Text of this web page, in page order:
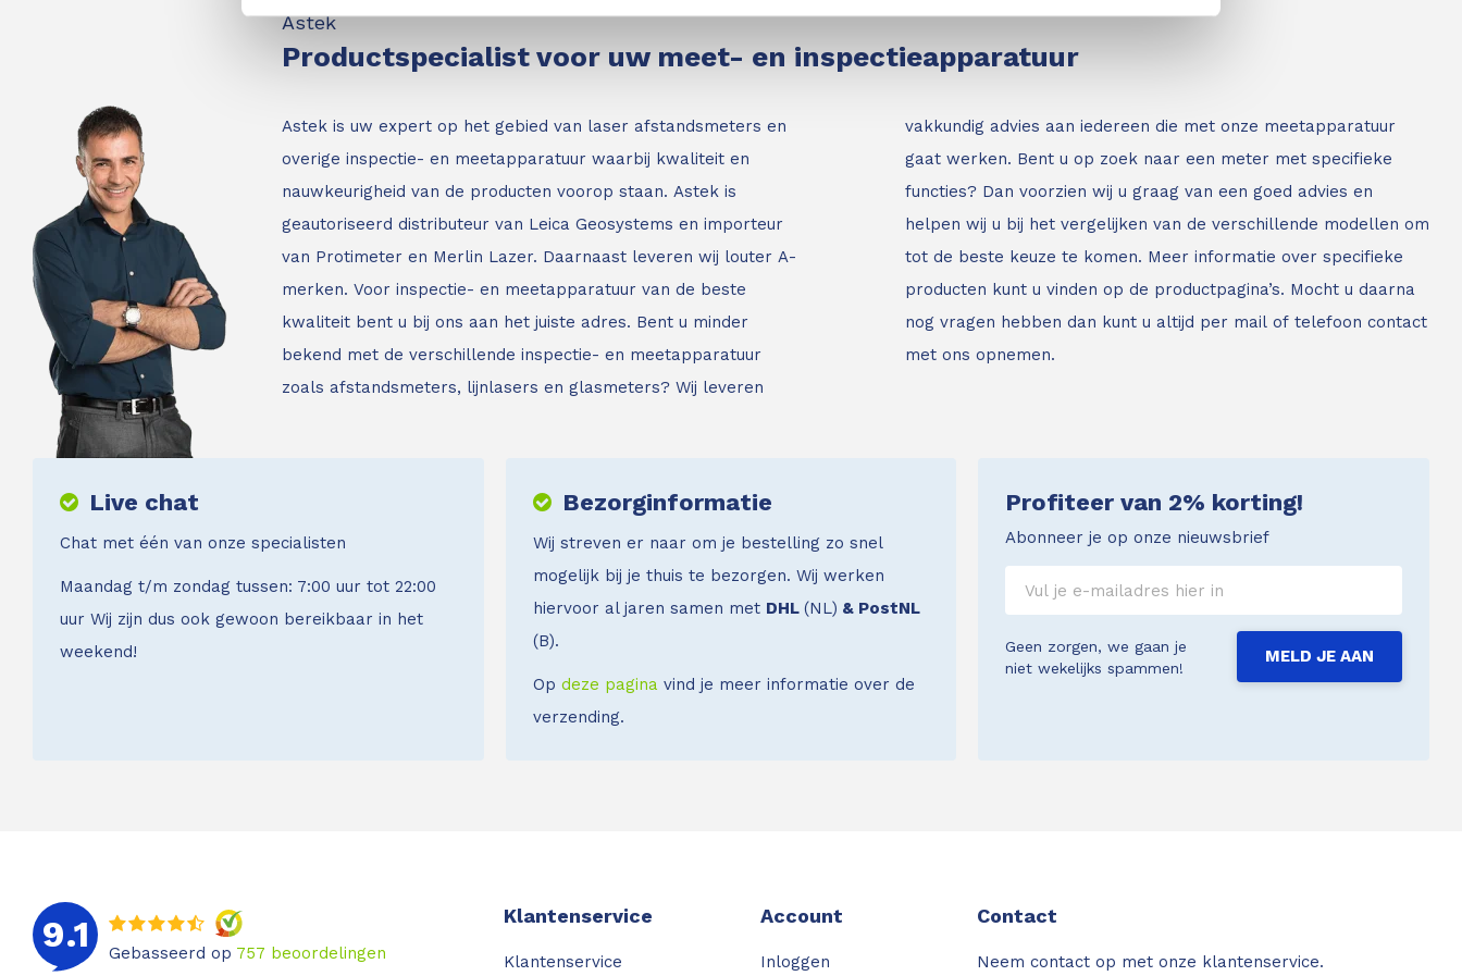
Astek
Productspecialist voor uw meet- en inspectieapparatuur
Astek is uw expert op het gebied van laser afstandsmeters en
overige inspectie- en meetapparatuur waarbij kwaliteit en
nauwkeurigheid van de producten voorop staan. Astek is
geautoriseerd distributeur van Leica Geosystems en importeur
van Protimeter en Merlin Lazer. Daarnaast leveren wij louter A-
merken. Voor inspectie- en meetapparatuur van de beste
kwaliteit bent u bij ons aan het juiste adres. Bent u minder
bekend met de verschillende inspectie- en meetapparatuur
zoals afstandsmeters, lijnlasers en glasmeters? Wij leveren
vakkundig advies aan iedereen die met onze meetapparatuur
gaat werken. Bent u op zoek naar een meter met specifieke
functies? Dan voorzien wij u graag van een goed advies en
helpen wij u bij het vergelijken van de verschillende modellen om
tot de beste keuze te komen. Meer informatie over specifieke
producten kunt u vinden op de productpagina’s. Mocht u daarna
nog vragen hebben dan kunt u altijd per mail of telefoon contact
met ons opnemen.
Live chat
Chat met één van onze specialisten
Maandag t/m zondag tussen: 7:00 uur tot 22:00
uur Wij zijn dus ook gewoon bereikbaar in het
weekend!
Bezorginformatie
Wij streven er naar om je bestelling zo snel
mogelijk bij je thuis te bezorgen. Wij werken
hiervoor al jaren samen met DHL (NL) & PostNL
(B).
Op deze pagina vind je meer informatie over de
verzending.
Profiteer van 2% korting!
Abonneer je op onze nieuwsbrief
Geen zorgen, we gaan je
niet wekelijks spammen!
MELD JE AAN
9.1 Gebasseerd op 757 beoordelingen
Klantenservice
Klantenservice
Account
Inloggen
Contact
Neem contact op met onze klantenservice.